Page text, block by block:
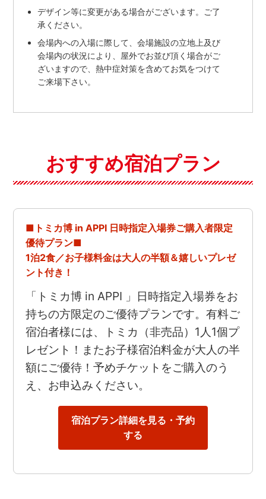
デザイン等に変更がある場合がございます。ご了
承ください。
会場内への入場に際して、会場施設の立地上及び
会場内の状況により、 屋外でお並び頂く場合がご
ざいますので、熱中症対策を含めてお気をつけて
ご来場下さい。
おすすめ宿泊プラン
■トミカ博 in APPI 日時指定入場券ご購入者限定
優待プラン■
1泊2食／お子様料金は大人の半額＆嬉しいプレゼ
ント付き！
「トミカ博 in APPI 」日時指定入場券をお
持ちの方限定のご優待プランです。有料ご
宿泊者様には、トミカ（非売品）1人1個プ
レゼント！またお子様宿泊料金が大人の半
額にご優待！予めチケットをご購入のう
え、お申込みください。
宿泊プラン詳細を見る・予約
する